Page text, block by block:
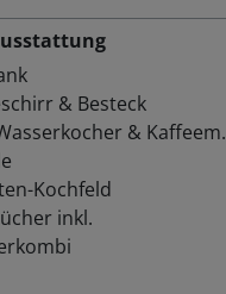
& Besteck
& Kaffeem.
Kochfeld
inkl.